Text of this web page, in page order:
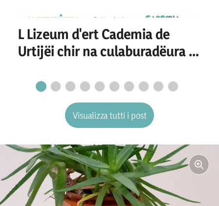
L Lizeum d'ert Cademia de
Urtijëi chir na culaburadëura o
secretariat
Visualizza tutti i post